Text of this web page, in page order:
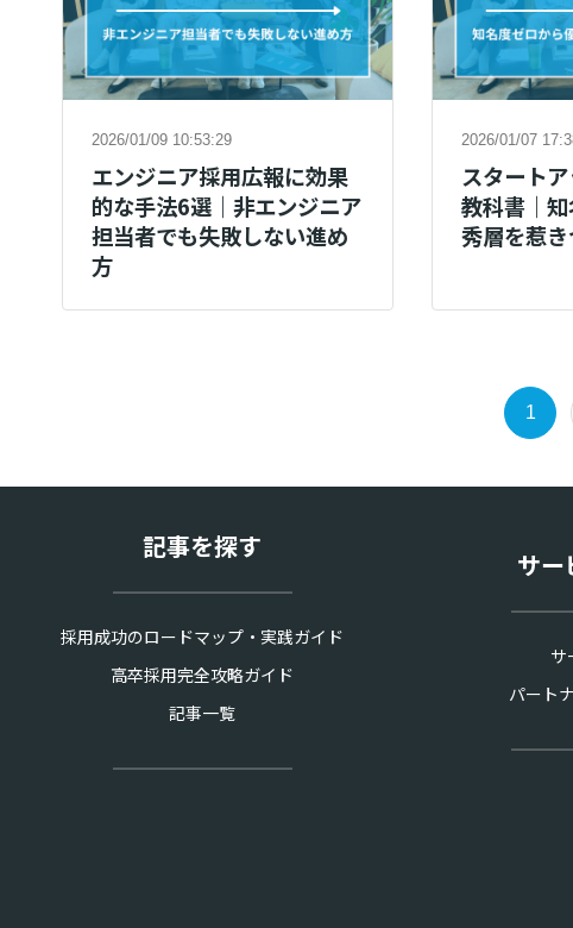
2026/01/09 10:53:29
エンジニア採用広報に効果
的な手法6選｜非エンジニア
担当者でも失敗しない進め
方
2026/01/07
スタート
教科書｜
秀層を惹
1
記事を探す
採用成功のロードマップ・実践ガイド
高卒採用完全攻略ガイド
記事一覧
サー
サ
パート